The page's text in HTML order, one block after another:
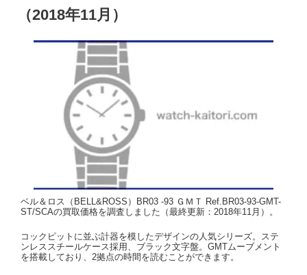
（2018年11月）
ベル＆ロス（BELL&ROSS）BR03 -93 ＧＭＴ Ref.BR03-93-GMT-
ST/SCAの買取価格を調査しました（最終更新：2018年11月）。
コックピットに並ぶ計器を模したデザインの人気シリーズ。ステ
ンレススチールケース採用、ブラック文字盤。GMTムーブメント
を搭載しており、2拠点の時間を読むことができます。